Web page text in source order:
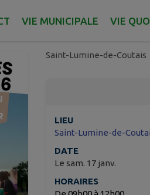
VIE MUNICIPALE VIE
Saint-Lumine-de-Coutais
LIEU
Saint-Lumine-de-
DATE
Le sam. 17 janv.
HORAIRES